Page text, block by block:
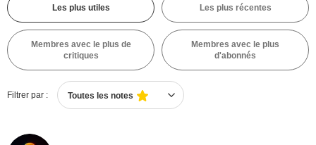
Les plus utiles Les plus récentes
Membres avec le plus de
critiques
Membres avec le plus
d'abonnés
Filtrer par : Toutes les notes